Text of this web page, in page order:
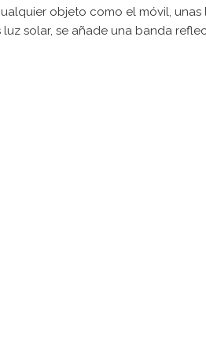
objeto como el móvil,
solar, se añade una banda